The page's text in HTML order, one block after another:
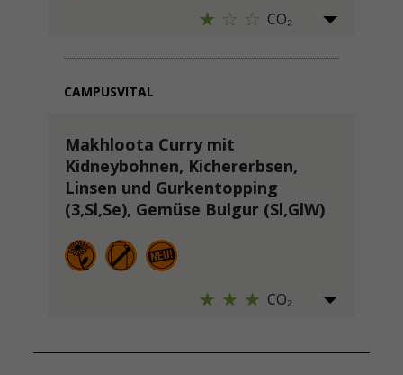
CO₂
CAMPUSVITAL
Makhloota Curry mit
Kidneybohnen, Kichererbsen,
Linsen und Gurkentopping
(3,Sl,Se), Gemüse Bulgur (Sl,GlW)
CO₂